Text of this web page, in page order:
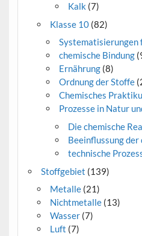
Kalk (7)
Klasse 10(82)
Systematisierungen
chemische Bindung
Ernährung (8)
Ordnung der Stoffe
Chemisches
Prozesse in Natur
Die chemische
Beeinflussung der
technische
Stoffgebiet (139)
Metalle(21)
Nichtmetalle(13)
Wasser(7)
Luft (7)